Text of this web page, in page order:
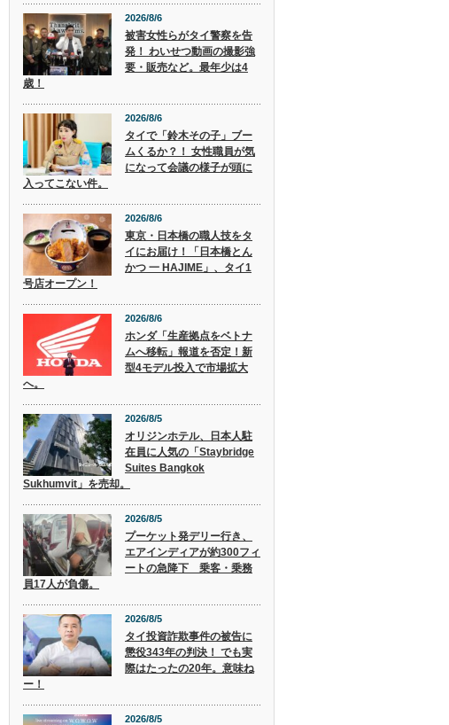
2026/8/6
被害女性らがタイ警察を告
発！ わいせつ動画の撮影強
要・販売など。最年少は4
歳！
2026/8/6
タイで「鈴木その子」ブー
ムくるか？！ 女性職員が気
になって会議の様子が頭に
入ってこない件。
2026/8/6
東京・日本橋の職人技をタ
イにお届け！「日本橋とん
かつ 一 HAJIME」、タイ1
号店オープン！
2026/8/6
ホンダ「生産拠点をベトナ
ムへ移転」報道を否定！新
型4モデル投入で市場拡大
へ。
2026/8/5
オリジンホテル、日本人駐
在員に人気の「Staybridge
Suites Bangkok
Sukhumvit」を売却。
2026/8/5
プーケット発デリー行き、
エアインディアが約300フィ
ートの急降下 乗客・乗務
員17人が負傷。
2026/8/5
タイ投資詐欺事件の被告に
懲役343年の判決！ でも実
際はたったの20年。意味ね
ー！
2026/8/5